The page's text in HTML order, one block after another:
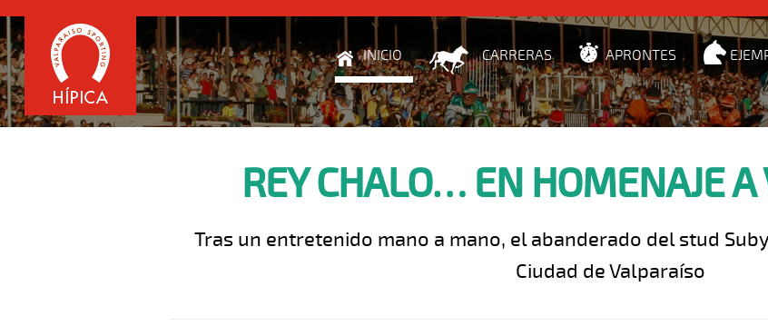
INICIO CARRERAS APRONTES
REY CHALO… EN HOMENAJE A
Tras un entretenido mano a mano, el abanderado del stud
Ciudad de Valparaíso